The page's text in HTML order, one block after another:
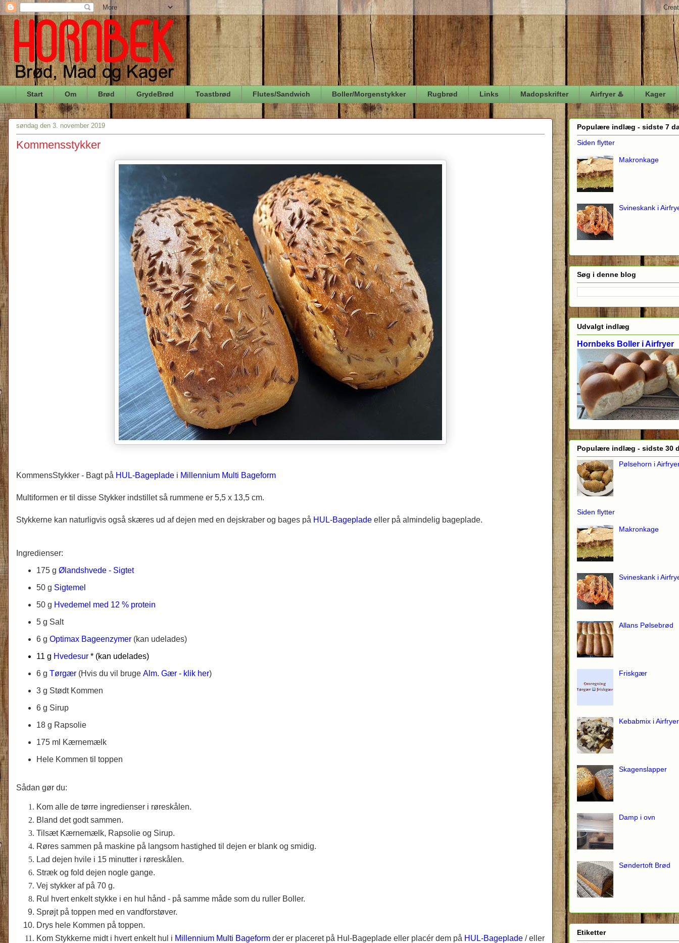
Start Om Brød GrydeBrød Toastbrød Flutes/Sandwich Boller/Morgenstykker Rugbrød Links Madopskrifter Airfryer ♨️ Kager
søndag den 3. november 2019
Kommensstykker
KommensStykker - Bagt på HUL-Bageplade i Millennium Multi Bageform
Multiformen er til disse Stykker indstillet så rummene er 5,5 x 13,5 cm.
Stykkerne kan naturligvis også skæres ud af dejen med en dejskraber og bages på HUL-Bageplade eller på almindelig bageplade.
Ingredienser:
175 g Ølandshvede - Sigtet
50 g Sigtemel
50 g Hvedemel med 12 % protein
5 g Salt
6 g Optimax Bageenzymer (kan udelades)
11 g Hvedesur * (kan udelades)
6 g Tørgær (Hvis du vil bruge Alm. Gær - klik her)
3 g Stødt Kommen
6 g Sirup
18 g Rapsolie
175 ml Kærnemælk
Hele Kommen til toppen
Sådan gør du:
Kom alle de tørre ingredienser i røreskålen.
Bland det godt sammen.
Tilsæt Kærnemælk, Rapsolie og Sirup.
Røres sammen på maskine på langsom hastighed til dejen er blank og smidig.
Lad dejen hvile i 15 minutter i røreskålen.
Stræk og fold dejen nogle gange.
Vej stykker af på 70 g.
Rul hvert enkelt stykke i en hul hånd - på samme måde som du ruller Boller.
Sprøjt på toppen med en vandforstøver.
Drys hele Kommen på toppen.
Kom Stykkerne midt i hvert enkelt hul i Millennium Multi Bageform der er placeret på Hul-Bageplade eller placér dem på HUL-Bageplade / eller
Populære indlæg - sidste 7
Siden flytter
Makronkage
Svineskank i
Søg i denne blog
Udvalgt indlæg
Hornbeks Boller i Airfryer
Populære indlæg - sidste 30
Pølsehorn i
Siden flytter
Makronkage
Svineskank i
Allans Pølsebrød
Friskgær
Kebabmix i Airfryer
Skagenslapper
Damp i ovn
Søndertoft Brød
Etiketter